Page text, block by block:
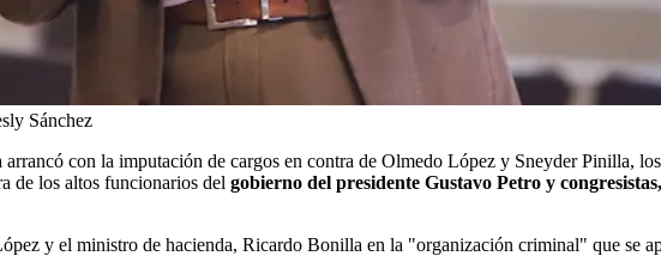
Sánchez
con la imputación de cargos en contra de Olmedo López y Sneyder Pinilla,
de los altos funcionarios del gobierno del presidente Gustavo Petro y
y el ministro de hacienda, Ricardo Bonilla en la "organización criminal" que se